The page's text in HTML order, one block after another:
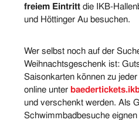
freiem Eintritt die IKB-
und Höttinger Au besuchen.
Wer selbst noch auf der
Weihnachtsgeschenk ist:
Saisonkarten können zu
online unter
und verschenkt werden. Als
Schwimmbadbesuche